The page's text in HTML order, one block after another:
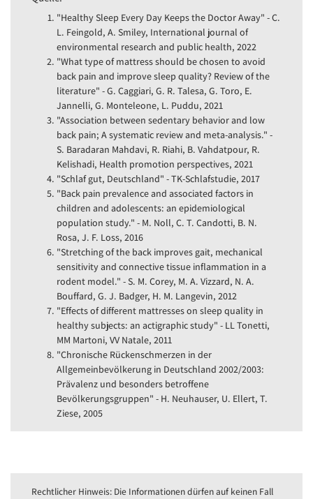
"Healthy Sleep Every Day Keeps the Doctor Away" - C.
L. Feingold, A. Smiley, International journal of
environmental research and public health, 2022
"What type of mattress should be chosen to avoid
back pain and improve sleep quality? Review of the
literature" - G. Caggiari, G. R. Talesa, G. Toro, E.
Jannelli, G. Monteleone, L. Puddu, 2021
"Association between sedentary behavior and low
back pain; A systematic review and meta-analysis." -
S. Baradaran Mahdavi, R. Riahi, B. Vahdatpour, R.
Kelishadi, Health promotion perspectives, 2021
"Schlaf gut, Deutschland" - TK-Schlafstudie, 2017
"Back pain prevalence and associated factors in
children and adolescents: an epidemiological
population study." - M. Noll, C. T. Candotti, B. N.
Rosa, J. F. Loss, 2016
"Stretching of the back improves gait, mechanical
sensitivity and connective tissue inflammation in a
rodent model." - S. M. Corey, M. A. Vizzard, N. A.
Bouffard, G. J. Badger, H. M. Langevin, 2012
"Effects of different mattresses on sleep quality in
healthy subjects: an actigraphic study" - LL Tonetti,
MM Martoni, VV Natale, 2011
"Chronische Rückenschmerzen in der
Allgemeinbevölkerung in Deutschland 2002/2003:
Prävalenz und besonders betroffene
Bevölkerungsgruppen" - H. Neuhauser, U. Ellert, T.
Ziese, 2005
Rechtlicher Hinweis: Die Informationen dürfen auf keinen Fall